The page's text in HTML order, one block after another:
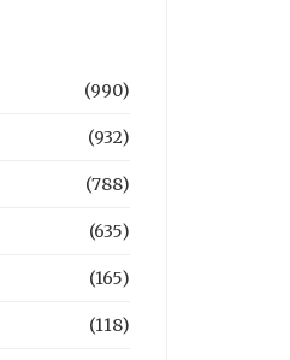
(990)
(932)
(788)
(635)
(165)
(118)